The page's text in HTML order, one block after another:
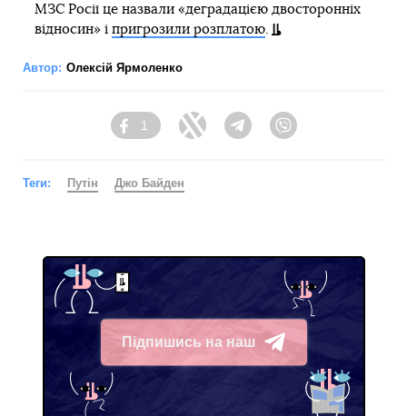
МЗС Росії це назвали «деградацією двосторонніх
відносин» і пригрозили розплатою.
Автор: Олексій Ярмоленко
Facebook
1
Twitter Telegram
Теги: Путін Джо Байден
Підпишись на наш
Telegram